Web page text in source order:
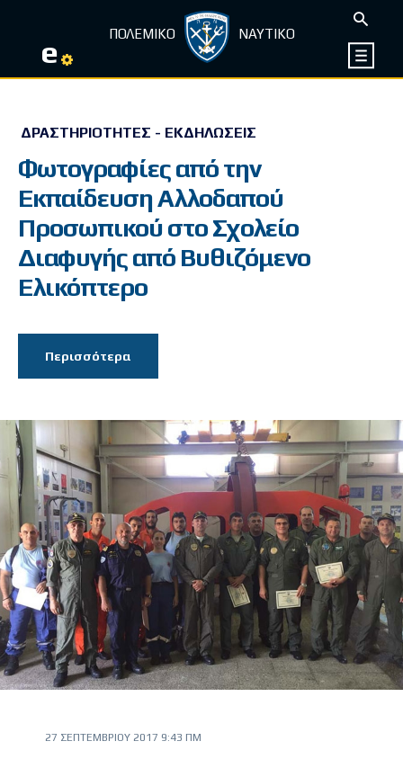
e ΠΟΛΕΜΙΚΟ ΝΑΥΤΙΚΟ
ΔΡΑΣΤΗΡΙΌΤΗΤΕΣ - ΕΚΔΗΛΏΣΕΙΣ
Φωτογραφίες από την
Εκπαίδευση Αλλοδαπού
Προσωπικού στο Σχολείο
Διαφυγής από Βυθιζόμενο
Ελικόπτερο
Περισσότερα
27 ΣΕΠΤΕΜΒΡΊΟΥ 2017 9:43 ΠΜ